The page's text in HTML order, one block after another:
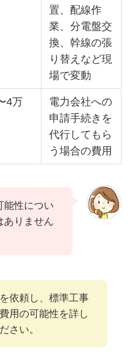
置、配線作
業、分電盤交
換、幹線の張
り替えなど現
場で変動
4万
電力会社への
申請手続きを
代行してもら
う場合の費用
能性につい
ありません
依頼し、標準工事
用の可能性を詳し
さい。